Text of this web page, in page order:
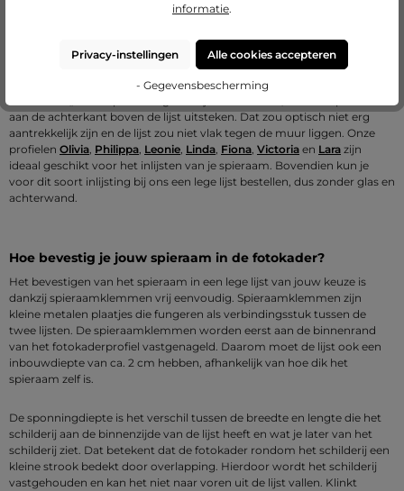
In onze shop vind je een reusachtige keuze aan prachtige
keuze moet je erop letten dat de lijst een voldoende diep profiel heeft.
Want het spieraam zelf heeft al een zekere diepte (meestal ca. 2 cm) en
het moet volledig in de lijst „verdwijnen“. Daarom heeft je lijst
aan de achterkant boven de lijst uitsteken. Dat zou optisch niet erg
aantrekkelijk zijn en de lijst zou niet vlak tegen de muur liggen. Onze
profielen Olivia Philippa Leonie Linda Fiona Victoria en Lara zijn
ideaal geschikt voor het inlijsten van je spieraam. Bovendien kun je
voor dit soort inlijsting bij ons een lege lijst bestellen, dus zonder glas en
achterwand.
Hoe bevestig je jouw spieraam in de fotokader?
Het bevestigen van het spieraam in een lege lijst van jouw keuze is
dankzij spieraamklemmen vrij eenvoudig. Spieraamklemmen zijn
kleine metalen plaatjes die fungeren als verbindingsstuk tussen de
twee lijsten. De spieraamklemmen worden eerst aan de binnenrand
van het fotokaderprofiel vastgenageld. Daarom moet de lijst ook een
inbouwdiepte van ca. 2 cm hebben, afhankelijk van hoe dik het
spieraam zelf is.
De sponningdiepte is het verschil tussen de breedte en lengte die het
schilderij aan de binnenzijde van de lijst heeft en wat je later van het
schilderij ziet. Dat betekent dat de fotokader rondom het schilderij een
kleine strook bedekt door overlapping. Hierdoor wordt het schilderij
vastgehouden en kan het niet naar voren uit de lijst vallen. Klinkt
informatie.
Privacy-instellingen Alle cookies accepteren
- Gegevensbescherming